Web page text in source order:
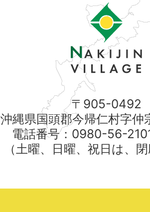
〒905-0492
沖縄県国頭郡今帰仁村字仲
電話番号：0980-56-
（土曜、日曜、祝日は、